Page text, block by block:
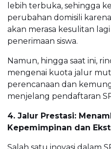
lebih terbuka, sehingga
perubahan domisili
akan merasa kesulitan
penerimaan siswa.
Namun, hingga saat ini,
mengenai kuota jalur
perencanaan dan
menjelang pendaftaran
4. Jalur Prestasi:
Kepemimpinan dan
Salah satu inovasi dalam